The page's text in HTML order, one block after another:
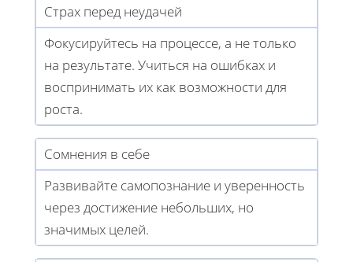
Страх перед неудачей
Фокусируйтесь на процессе, а не только
на результате. Учиться на ошибках и
воспринимать их как возможности для
роста.
Сомнения в себе
Развивайте самопознание и уверенность
через достижение небольших, но
значимых целей.